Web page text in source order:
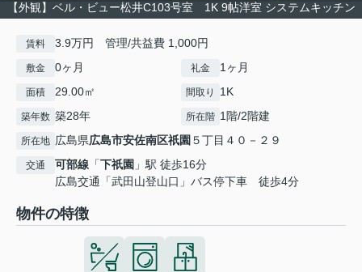
【外観】ベル・ビュー松井C103号室 1K 9帖洋室 システムキッチン
賃料 3.9万円 管理/共益費 1,000円
敷金 0ヶ月 礼金 1ヶ月
面積 29.00㎡ 間取り 1K
築年数 築28年 所在階 1階/2階建
所在地 広島県広島市安佐南区祇園 ５丁目４０－２９
交通 可部線 「下祇園 」駅 徒歩16分
広島交通「武田山登山口」バス停下車 徒歩4分
物件の特徴